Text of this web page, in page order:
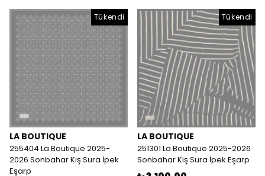
Tükendi
LA BOUTIQUE
255404 La Boutique 2025-
2026 Sonbahar Kış Sura İpek
Eşarp
Tükendi
LA BOUTIQUE
251301 La Boutique 2025-2026
Sonbahar Kış Sura İpek Eşarp